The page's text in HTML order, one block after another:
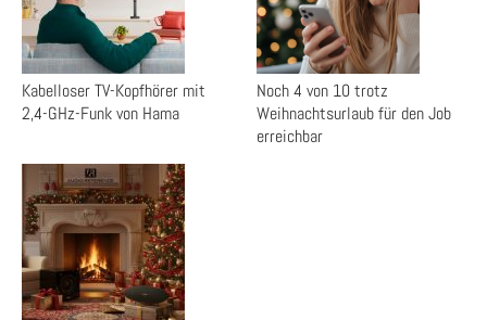
Kabelloser TV-Kopfhörer mit
2,4-GHz-Funk von Hama
Noch 4 von 10 trotz
Weihnachtsurlaub für den Job
erreichbar